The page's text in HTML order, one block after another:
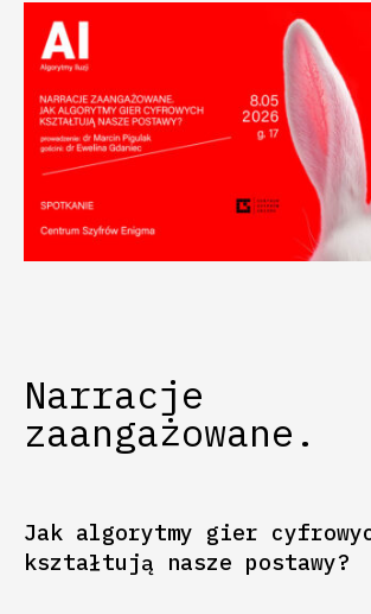
Narracje
zaangażowane.
Jak algorytmy gier
kształtują nasze postawy?